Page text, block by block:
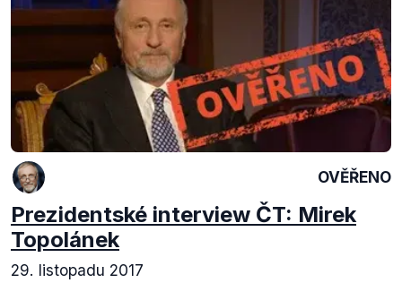
OVĚŘENO
Prezidentské interview ČT: Mirek
Topolánek
29. listopadu 2017